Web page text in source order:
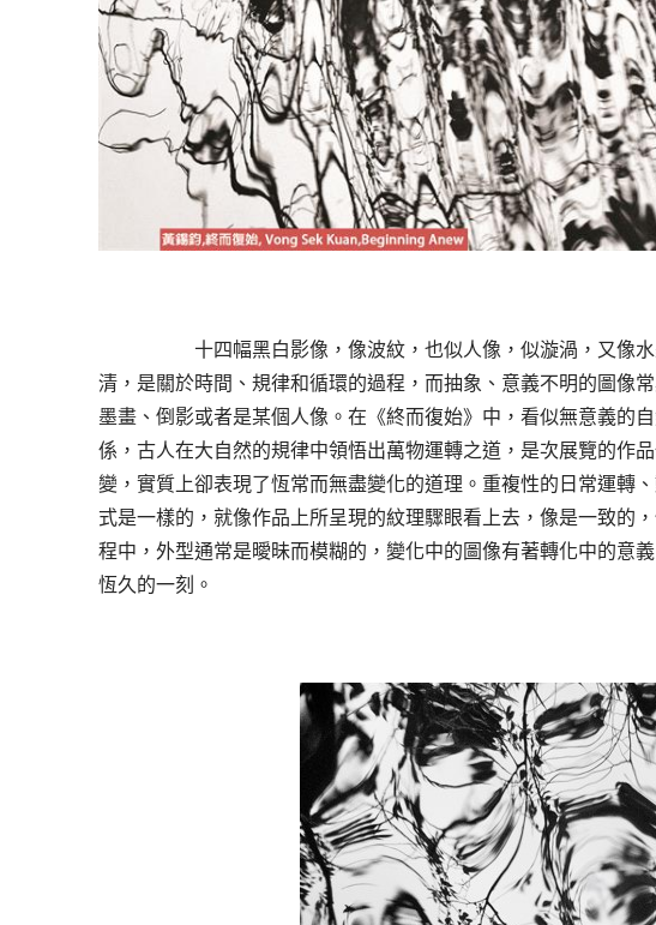
十四幅黑白影像，像波紋，也似人像，似漩渦，又像
清，是關於時間、規律和循環的過程，而抽象、意義不明的圖像
墨畫、倒影或者是某個人像。在《終而復始》中，看似無意義的
係，古人在大自然的規律中領悟出萬物運轉之道，是次展覽的作
變，實質上卻表現了恆常而無盡變化的道理。重複性的日常運轉
式是一樣的，就像作品上所呈現的紋理驟眼看上去，像是一致的
程中，外型通常是曖昧而模糊的，變化中的圖像有著轉化中的意
恆久的一刻。